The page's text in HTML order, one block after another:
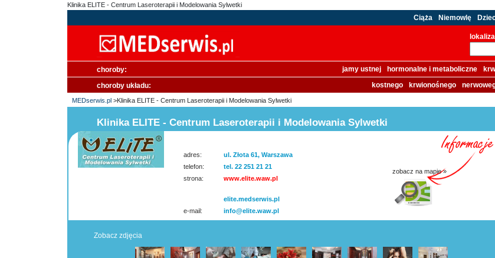
Klinika ELITE - Centrum Laseroterapii i Modelowania Sylwetki
Ciąża Niemowlę
choroby: jamy ustnej hormonalne i metaboliczne
choroby układu:
kostnego krwionośnego
MEDserwis.pl >Klinika ELITE - Centrum Laseroterapii i Modelowania Sylwetki
Klinika ELITE - Centrum Laseroterapii i Modelowania Sylwetki
adres:
ul. Złota 61, Warszawa
telefon:
tel. 22 251 21 21
strona:
www.elite.waw.pl
elite.medserwis.pl
e-mail:
info@elite.waw.pl
zobacz na mapie »
Zobacz zdjęcia